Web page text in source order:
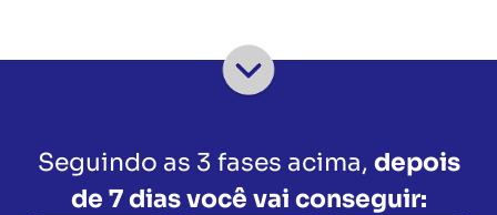
Seguindo as 3 fases acima, depois
de 7 dias você vai conseguir: